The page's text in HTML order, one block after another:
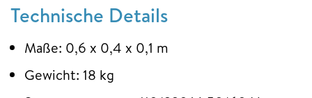
Technische Details
Maße: 0,6 x 0,4 x 0,1 m
Gewicht: 18 kg